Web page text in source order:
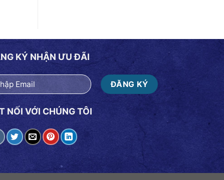
KÝ NHẬN ƯU ĐÃI
NỐI VỚI CHÚNG TÔI